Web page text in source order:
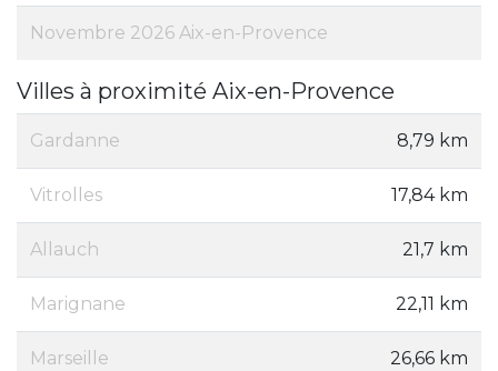
Novembre 2026 Aix-en-Provence
Villes à proximité Aix-en-Provence
Gardanne 8,79 km
Vitrolles 17,84 km
Allauch 21,7 km
Marignane 22,11 km
Marseille 26,66 km